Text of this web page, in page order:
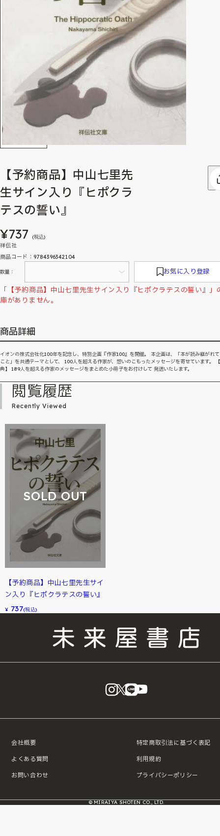
【予約商品】中山七里先
生サイン入り『ヒポクラ
テスの誓い』
¥737 (税込)
祥伝社
商品コード：9784396342104
数量： お気に入り登録
「【予約商品】中山七里先生サイン入り『ヒポクラテスの誓い』」
庫がありません。
商品詳細
イオンの株式会社化100年を記念し、特別企画『作家100』を開催。 本企画は、「本が読み継がれ
こと」を共通テーマとして、 100人を超える作家が、想いのこもったメッセージを寄せています。
典】 189人を超える作家のメッセージをまとめた小冊子をお付けして 発送いたします。
閲覧履歴
Recently Viewed
SOLD OUT
【予約商品】中山七里先生サイ
ン入り『ヒポクラテスの誓い』
¥ 737(税込)
instagram
X LINE
会社概要
よくある質問
お問い合わせ
特定商取引法に基づく表記
利用規約
プライバシーポリシー
© MIRAIYA SHOTEN CO., LTD.